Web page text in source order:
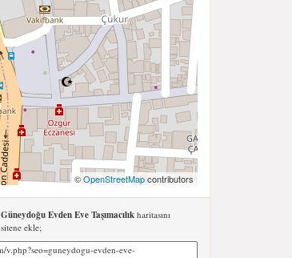
©OpenStreetMapcontributors
Güneydoğu Evden Eve Taşımacılıkharitasını
sitene ekle;